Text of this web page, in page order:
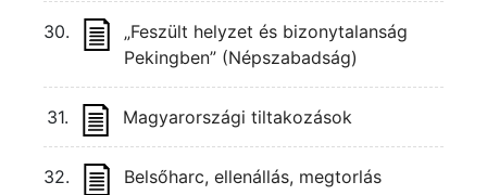
30.
„Feszült helyzet és bizonytalanság
Pekingben” (Népszabadság)
31. Magyarországi tiltakozások
32. Belsőharc, ellenállás, megtorlás